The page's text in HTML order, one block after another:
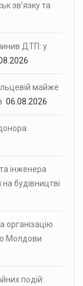
зв’язку та
ДТП: у
майже
06.08.2026
інженера
будівництві
організацію
Молдови
подій: